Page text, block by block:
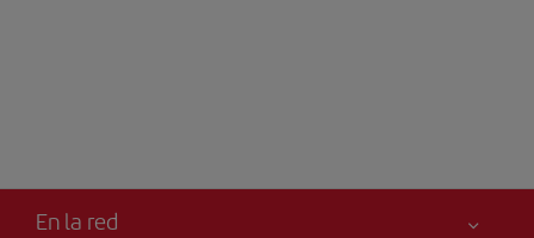
En la red